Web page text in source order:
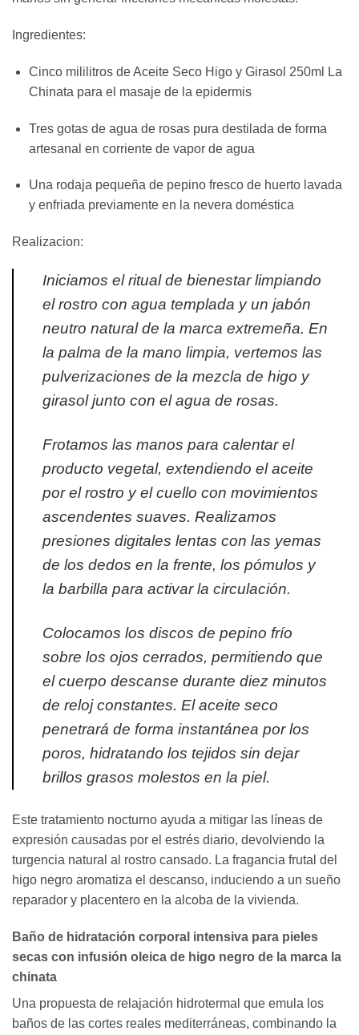
Ingredientes:
Cinco mililitros de Aceite Seco Higo y Girasol 250ml La
Chinata para el masaje de la epidermis
Tres gotas de agua de rosas pura destilada de forma
artesanal en corriente de vapor de agua
Una rodaja pequeña de pepino fresco de huerto lavada
y enfriada previamente en la nevera doméstica
Realizacion:
Iniciamos el ritual de bienestar limpiando
el rostro con agua templada y un jabón
neutro natural de la marca extremeña. En
la palma de la mano limpia, vertemos las
pulverizaciones de la mezcla de higo y
girasol junto con el agua de rosas.
Frotamos las manos para calentar el
producto vegetal, extendiendo el aceite
por el rostro y el cuello con movimientos
ascendentes suaves. Realizamos
presiones digitales lentas con las yemas
de los dedos en la frente, los pómulos y
la barbilla para activar la circulación.
Colocamos los discos de pepino frío
sobre los ojos cerrados, permitiendo que
el cuerpo descanse durante diez minutos
de reloj constantes. El aceite seco
penetrará de forma instantánea por los
poros, hidratando los tejidos sin dejar
brillos grasos molestos en la piel.
Este tratamiento nocturno ayuda a mitigar las líneas de
expresión causadas por el estrés diario, devolviendo la
turgencia natural al rostro cansado. La fragancia frutal del
higo negro aromatiza el descanso, induciendo a un sueño
reparador y placentero en la alcoba de la vivienda.
Baño de hidratación corporal intensiva para pieles
secas con infusión oleica de higo negro de la marca la
chinata
Una propuesta de relajación hidrotermal que emula los
baños de las cortes reales mediterráneas, combinando la